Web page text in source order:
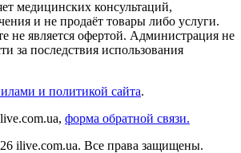
медицинских консультаций,
и не продаёт товары либо услуги.
не является офертой. Администрация не
за последствия использования
и политикой сайта.
форма обратной связи.
ilive.com.ua. Все права защищены.